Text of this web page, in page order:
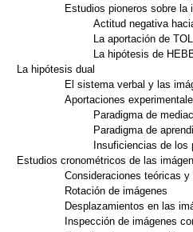
Estudios pioneros sobre la
Actitud negativa
La aportación de
La hipótesis de
La hipótesis dual
El sistema verbal y las
Aportaciones
Paradigma de
Paradigma de
Insuficiencias de los
Estudios cronométricos de las
Consideraciones teóricas y
Rotación de imágenes
Desplazamientos en las
Inspección de imágenes